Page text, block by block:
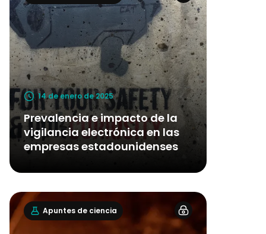
14 de enero de 2025
Prevalencia e impacto de la
vigilancia electrónica en las
empresas estadounidenses
Apuntes de ciencia